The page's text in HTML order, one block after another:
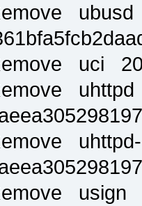
ubusd
uci
usign